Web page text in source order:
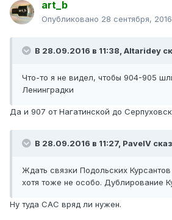
art_b
Опубликовано 28 сентября, 2016
В 28.09.2016 в 11:38, Altaridey
Что-то я не видел, чтобы 904-905
Ленинградки
Да и 907 от Нагатинской до
В 28.09.2016 в 11:27, PavelV
Ждать связки Подольских
хотя тоже не особо. Дублирование
Ну туда САС вряд ли нужен.